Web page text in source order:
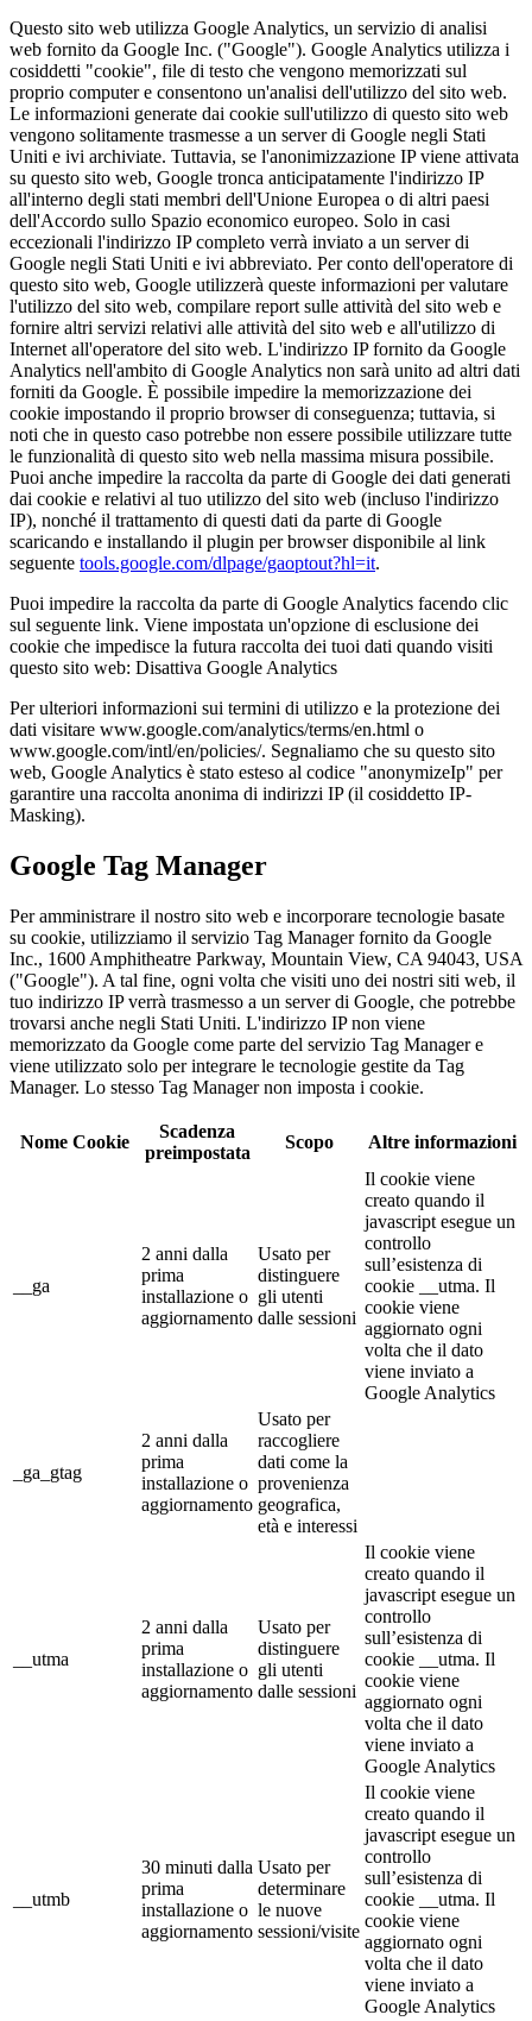
Questo sito web utilizza Google Analytics, un servizio di analisi
web fornito da Google Inc. ("Google"). Google Analytics utilizza i
cosiddetti "cookie", file di testo che vengono memorizzati sul
proprio computer e consentono un'analisi dell'utilizzo del sito web.
Le informazioni generate dai cookie sull'utilizzo di questo sito web
vengono solitamente trasmesse a un server di Google negli Stati
Uniti e ivi archiviate. Tuttavia, se l'anonimizzazione IP viene attivata
su questo sito web, Google tronca anticipatamente l'indirizzo IP
all'interno degli stati membri dell'Unione Europea o di altri paesi
dell'Accordo sullo Spazio economico europeo. Solo in casi
eccezionali l'indirizzo IP completo verrà inviato a un server di
Google negli Stati Uniti e ivi abbreviato. Per conto dell'operatore di
questo sito web, Google utilizzerà queste informazioni per valutare
l'utilizzo del sito web, compilare report sulle attività del sito web e
fornire altri servizi relativi alle attività del sito web e all'utilizzo di
Internet all'operatore del sito web. L'indirizzo IP fornito da Google
Analytics nell'ambito di Google Analytics non sarà unito ad altri dati
forniti da Google. È possibile impedire la memorizzazione dei
cookie impostando il proprio browser di conseguenza; tuttavia, si
noti che in questo caso potrebbe non essere possibile utilizzare tutte
le funzionalità di questo sito web nella massima misura possibile.
Puoi anche impedire la raccolta da parte di Google dei dati generati
dai cookie e relativi al tuo utilizzo del sito web (incluso l'indirizzo
IP), nonché il trattamento di questi dati da parte di Google
scaricando e installando il plugin per browser disponibile al link
seguente tools.google.com/dlpage/gaoptout?hl=it.
Puoi impedire la raccolta da parte di Google Analytics facendo clic
sul seguente link. Viene impostata un'opzione di esclusione dei
cookie che impedisce la futura raccolta dei tuoi dati quando visiti
questo sito web: Disattiva Google Analytics
Per ulteriori informazioni sui termini di utilizzo e la protezione dei
dati visitare www.google.com/analytics/terms/en.html o
www.google.com/intl/en/policies/. Segnaliamo che su questo sito
web, Google Analytics è stato esteso al codice "anonymizeIp" per
garantire una raccolta anonima di indirizzi IP (il cosiddetto IP-
Masking).
Google Tag Manager
Per amministrare il nostro sito web e incorporare tecnologie basate
su cookie, utilizziamo il servizio Tag Manager fornito da Google
Inc., 1600 Amphitheatre Parkway, Mountain View, CA 94043, USA
("Google"). A tal fine, ogni volta che visiti uno dei nostri siti web, il
tuo indirizzo IP verrà trasmesso a un server di Google, che potrebbe
trovarsi anche negli Stati Uniti. L'indirizzo IP non viene
memorizzato da Google come parte del servizio Tag Manager e
viene utilizzato solo per integrare le tecnologie gestite da Tag
Manager. Lo stesso Tag Manager non imposta i cookie.
Nome Cookie
Scadenza
preimpostata
Scopo Altre informazioni
__ga
2 anni dalla
prima
installazione o
aggiornamento
Usato per
distinguere
gli utenti
dalle sessioni
Il cookie viene
creato quando il
javascript esegue un
controllo
sull’esistenza di
cookie __utma. Il
cookie viene
aggiornato ogni
volta che il dato
viene inviato a
Google Analytics
_ga_gtag
2 anni dalla
prima
installazione o
aggiornamento
Usato per
raccogliere
dati come la
provenienza
geografica,
età e interessi
__utma
2 anni dalla
prima
installazione o
aggiornamento
Usato per
distinguere
gli utenti
dalle sessioni
Il cookie viene
creato quando il
javascript esegue un
controllo
sull’esistenza di
cookie __utma. Il
cookie viene
aggiornato ogni
volta che il dato
viene inviato a
Google Analytics
__utmb
30 minuti dalla
prima
installazione o
aggiornamento
Usato per
determinare
le nuove
sessioni/visite
Il cookie viene
creato quando il
javascript esegue un
controllo
sull’esistenza di
cookie __utma. Il
cookie viene
aggiornato ogni
volta che il dato
viene inviato a
Google Analytics